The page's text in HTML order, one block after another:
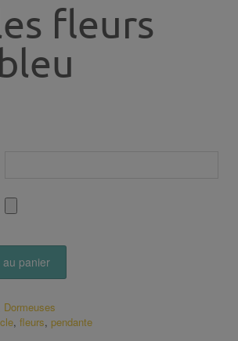
fleurs
au panier
Dormeuses
, fleurs, pendante